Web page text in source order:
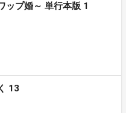
ップ婚～ 単行本版 1
13